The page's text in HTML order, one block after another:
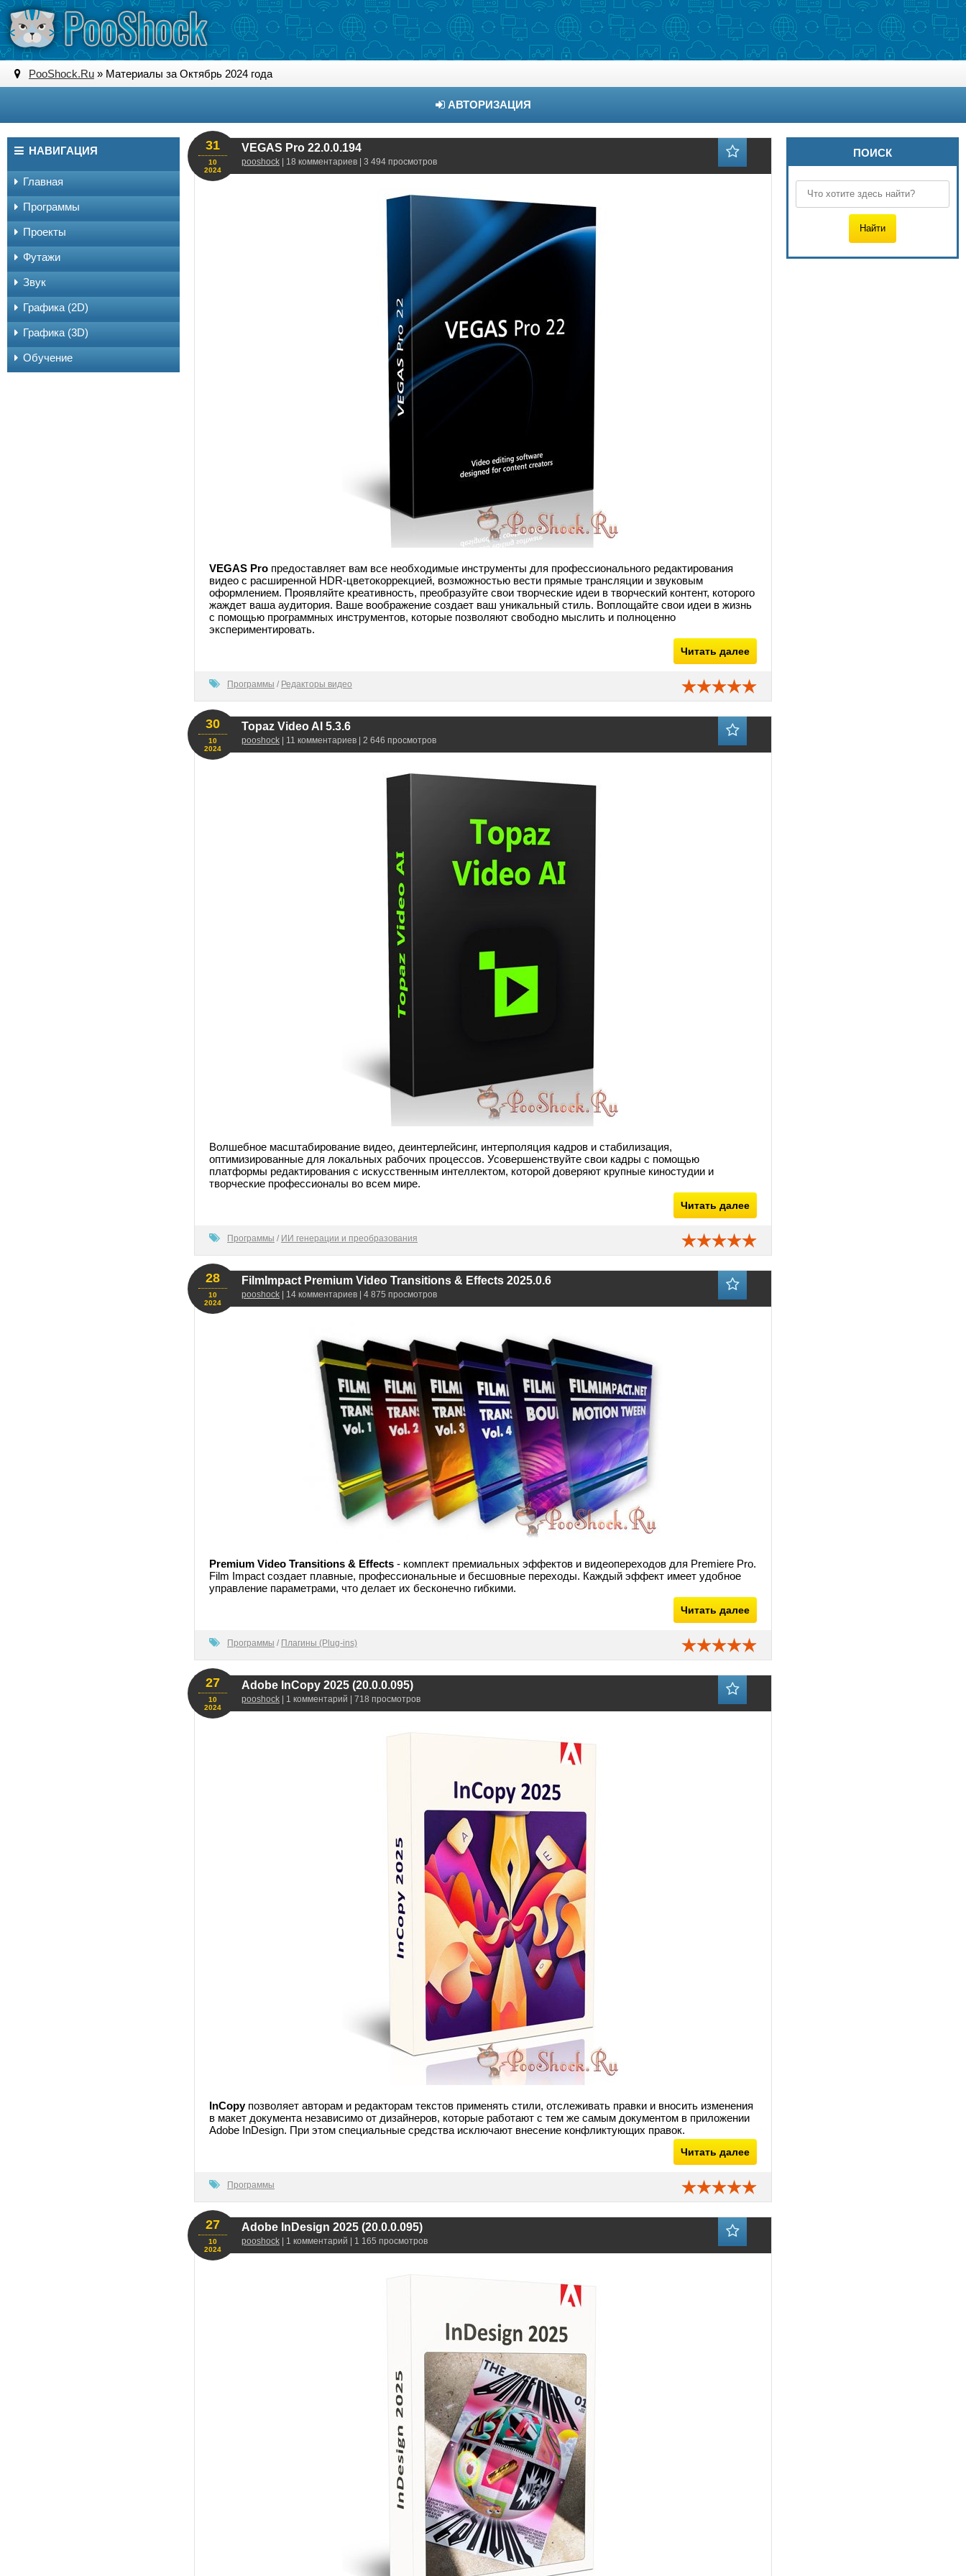
PooShock.Ru » Материалы за Октябрь 2024 года
АВТОРИЗАЦИЯ
VEGAS Pro 22.0.0.194
pooshock | 18 комментариев | 3 494 просмотров
31
10
2024
VEGAS Pro предоставляет вам все необходимые инструменты для профессионального редактирования
видео с расширенной HDR-цветокоррекцией, возможностью вести прямые трансляции и звуковым
оформлением. Проявляйте креативность, преобразуйте свои творческие идеи в творческий контент, которого
жаждет ваша аудитория. Ваше воображение создает ваш уникальный стиль. Воплощайте свои идеи в жизнь
с помощью программных инструментов, которые позволяют свободно мыслить и полноценно
экспериментировать.
Читать далее
Программы / Редакторы видео
Topaz Video AI 5.3.6
pooshock | 11 комментариев | 2 646 просмотров
30
10
2024
Волшебное масштабирование видео, деинтерлейсинг, интерполяция кадров и стабилизация,
оптимизированные для локальных рабочих процессов. Усовершенствуйте свои кадры с помощью
платформы редактирования с искусственным интеллектом, которой доверяют крупные киностудии и
творческие профессионалы во всем мире.
Читать далее
Программы / ИИ генерации и преобразования
FilmImpact Premium Video Transitions & Effects 2025.0.6
pooshock | 14 комментариев | 4 875 просмотров
28
10
2024
Premium Video Transitions & Effects - комплект премиальных эффектов и видеопереходов для Premiere Pro.
Film Impact создает плавные, профессиональные и бесшовные переходы. Каждый эффект имеет удобное
управление параметрами, что делает их бесконечно гибкими.
Читать далее
Программы / Плагины (Plug-ins)
Adobe InCopy 2025 (20.0.0.095)
pooshock | 1 комментарий | 718 просмотров
27
10
2024
InCopyпозволяет авторам и редакторам текстов применять стили, отслеживать правки и вносить изменения
в макет документа независимо от дизайнеров, которые работают с тем же самым документом в приложении
Adobe InDesign. При этом специальные средства исключают внесение конфликтующих правок.
Читать далее
Программы
Adobe InDesign 2025 (20.0.0.095)
pooshock | 1 комментарий | 1 165 просмотров
27
10
2024
НАВИГАЦИЯ
Главная
Программы
Проекты
Футажи
Звук
Графика (2D)
Графика (3D)
Обучение
ПОИСК